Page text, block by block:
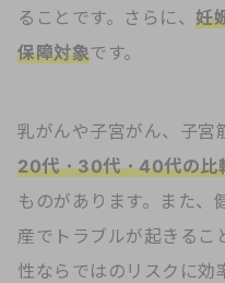
ることです。さらに、 妊
保障対象です。
乳がんや子宮がん、子宮
20代・30代・40代の比
ものがあります。また、
産でトラブルが起きるこ
性ならではのリスクに効